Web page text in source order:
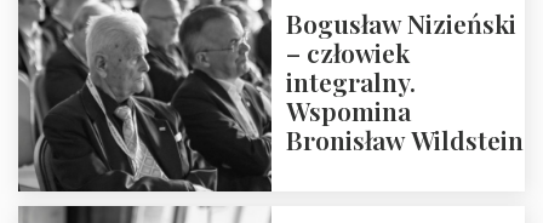
Bogusław Nizieński
– człowiek
integralny.
Wspomina
Bronisław Wildstein